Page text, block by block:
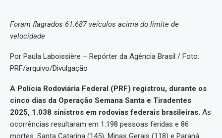
Foram flagrados 61.687 veículos acima do limite de
velocidade
Por Paula Laboissière – Repórter da Agência Brasil / Foto:
PRF/arquivo/Divulgação
A Polícia Rodoviária Federal (PRF) registrou, durante os
cinco dias da Operação Semana Santa e Tiradentes
2025, 1.038 sinistros em rodovias federais brasileiras. As
ocorrências resultaram em 1.198 pessoas feridas e 86
mortes. Santa Catarina (145), Minas Gerais (118) e Paraná